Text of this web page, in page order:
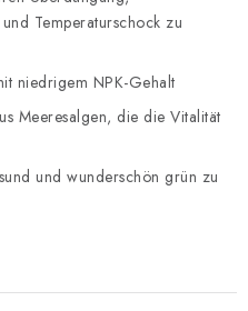
Temperaturschock zu
niedrigem NPK-Gehalt
Meeresalgen, die die Vitalität
und wunderschön grün zu